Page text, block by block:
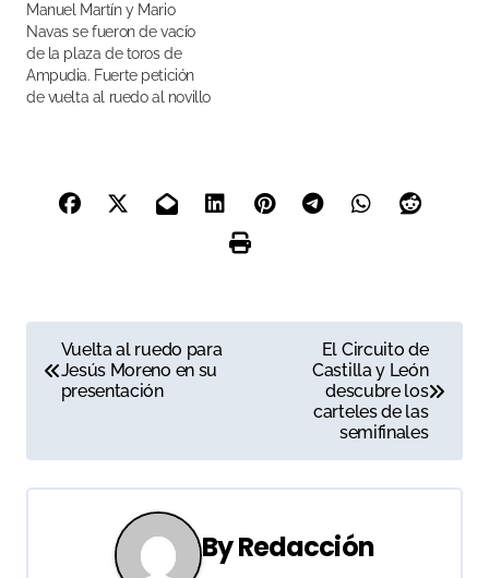
Manuel Martín y Mario
Navas se fueron de vacío
de la plaza de toros de
Ampudia. Fuerte petición
de vuelta al ruedo al novillo
a
e
Vuelta al ruedo para
Jesús Moreno en su
presentación
El Circuito de
Castilla y León
descubre los
carteles de las
semifinales
ByRedacción